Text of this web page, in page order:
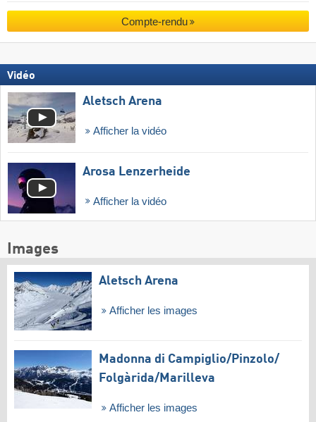
Compte-rendu
Vidéo
Aletsch Arena
Afficher la vidéo
Arosa Lenzerheide
Afficher la vidéo
Images
Aletsch Arena
Afficher les images
Madonna di Campiglio/​Pinzolo/​
Folgàrida/​Marilleva
Afficher les images